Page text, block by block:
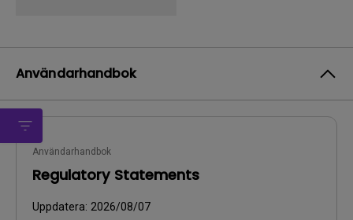
Användarhandbok
Användarhandbok
Regulatory Statements
Uppdatera: 2026/08/07